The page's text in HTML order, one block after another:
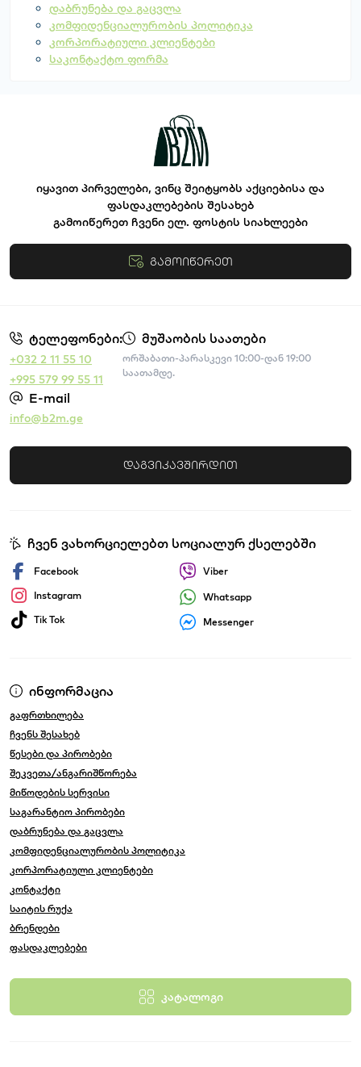
დაბრუნება და გაცვლა
კომფიდენციალურობის პოლიტიკა
კორპორატიული კლიენტები
საკონტაქტო ფორმა
იყავით პირველები, ვინც შეიტყობს აქციებისა და
ფასდაკლებების შესახებ
გამოიწერეთ ჩვენი ელ. ფოსტის სიახლეები
გამოიწერეთ
წესები და პირობები
ტელეფონები:
+032 2 11 55 10
+995 579 99 55 11
მუშაობის საათები
ორშაბათი-პარასკევი 10:00-დან 19:00
საათამდე.
E-mail
info@b2m.ge
დაგვიკავშირდით
ინფორმაცია
გაფრთხილება
ჩვენს შესახებ
წესები და პირობები
შეკვეთა/ანგარიშწორება
მიწოდების სერვისი
საგარანტიო პირობები
დაბრუნება და გაცვლა
კომფიდენციალურობის პოლიტიკა
კორპორატიული კლიენტები
კონტაქტი
საიტის რუქა
ბრენდები
ფასდაკლებები
კატალოგი
ჩვენ ვახორციელებთ სოციალურ ქსელებში
Facebook
Instagram
Tik Tok
Viber
Whatsapp
Messenger